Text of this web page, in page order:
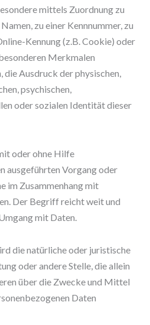
mittels Zuordnung zu
zu einer Kennnummer, zu
Kennung (z.B. Cookie) oder
Merkmalen
Ausdruck der physischen,
psychischen,
oder sozialen Identität dieser
oder ohne Hilfe
ausgeführten Vorgang oder
im Zusammenhang mit
Der Begriff reicht weit und
mit Daten.
die natürliche oder juristische
oder andere Stelle, die allein
über die Zwecke und Mittel
Daten